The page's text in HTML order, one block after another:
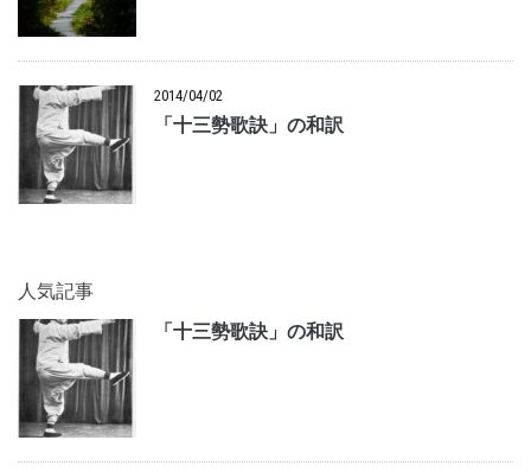
2014/04/02
「十三勢歌訣」の和訳
人気記事
「十三勢歌訣」の和訳